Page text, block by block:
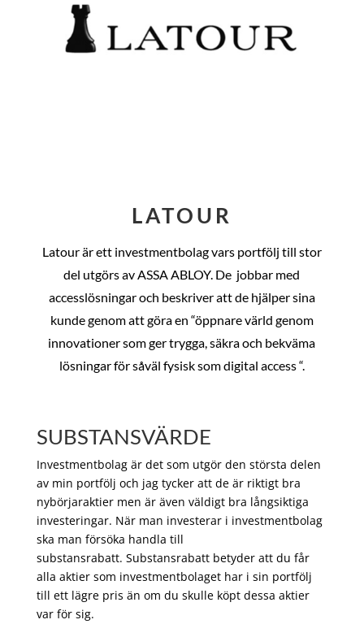
LATOUR
Latour är ett investmentbolag vars portfölj till stor
del utgörs av ASSA ABLOY. De jobbar med
accesslösningar och beskriver att de hjälper sina
kunde genom att göra en “öppnare värld genom
innovationer som ger trygga, säkra och bekväma
lösningar för såväl fysisk som digital access “.
SUBSTANSVÄRDE
Investmentbolag är det som utgör den största delen
av min portfölj och jag tycker att de är riktigt bra
nybörjaraktier men är även väldigt bra långsiktiga
investeringar. När man investerar i investmentbolag
ska man försöka handla till
substansrabatt. Substansrabatt betyder att du får
alla aktier som investmentbolaget har i sin portfölj
till ett lägre pris än om du skulle köpt dessa aktier
var för sig.